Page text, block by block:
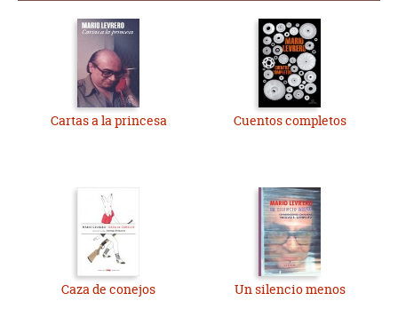
Cartas a la princesa Cuentos completos
Caza de conejos Un silencio menos